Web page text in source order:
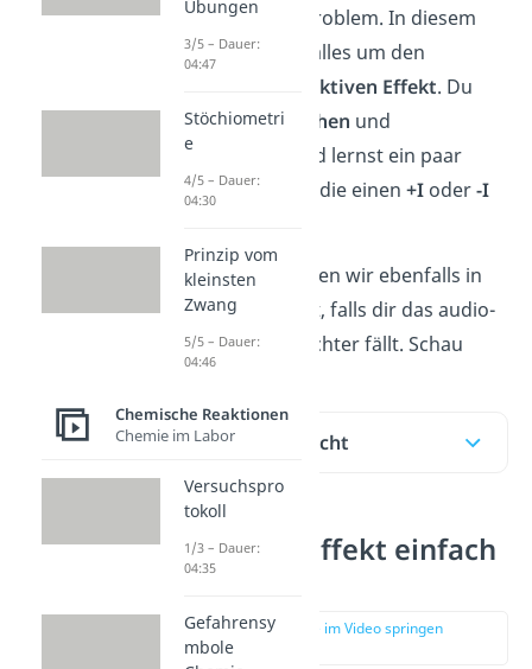
verstehen? Kein Problem. In diesem
Artikel dreht sich alles um den
induktiven Effekt. Du
erfährst dieUrsachen und
Auswirkungen
und lernst ein paar
Beispielekennen, die einen+I oder-I
Dieses Thema haben wir ebenfalls in
einVideo
verpackt, falls dir das audio-
visuelle Lernen leichter fällt. Schau
Inhaltsübersicht
Induktiver Effekt einfach
erklärt
zur Stelle im Video springen
Übungen
3/5 – Dauer:
04:47
Stöchiometri
e
4/5 – Dauer:
04:30
Prinzip vom
kleinsten
Zwang
5/5 – Dauer:
04:46
Chemische Reaktionen
Chemie im Labor
Versuchspro
tokoll
1/3 – Dauer:
04:35
Gefahrensy
mbole